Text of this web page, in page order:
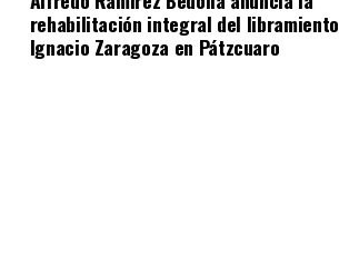
rehabilitación integral del libramiento
Ignacio Zaragoza en Pátzcuaro